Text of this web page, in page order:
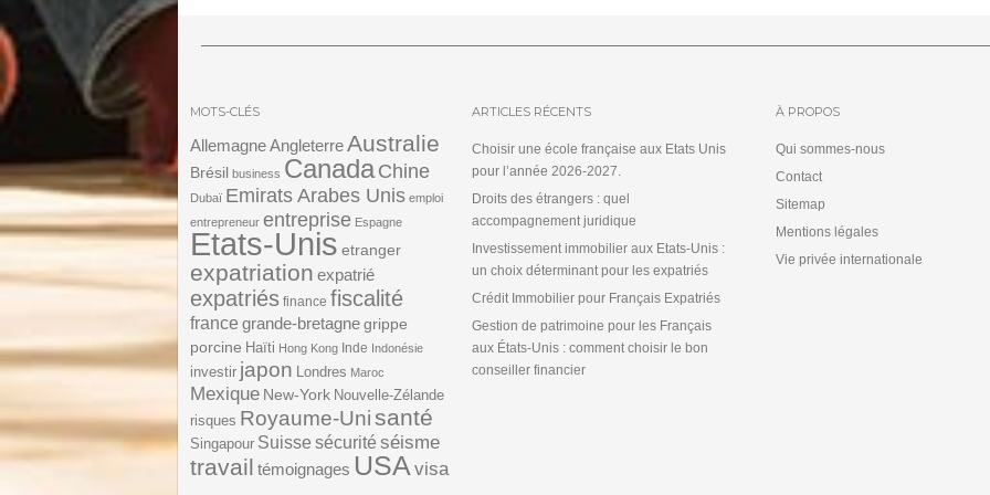
MOTS-CLÉS
AllemagneAngleterreAustralie
Brésil business CanadaChine
Dubaï Emirats Arabes Unis emploi
entrepreneur entreprise Espagne
Etats-Unis etranger
expatriation expatrié
expatriés finance fiscalité
france grande-bretagnegrippe
porcine Haïti Hong Kong Inde Indonésie
investir japon Londres Maroc
Mexique New-York Nouvelle-Zélande
risques Royaume-Unisanté
Singapour Suisse sécurité séisme
travail témoignages USA visa
ARTICLES RÉCENTS
Choisir une école française aux Etats Unis
pour l’année 2026-2027.
Droits des étrangers : quel
accompagnement juridique
Investissement immobilier aux Etats-Unis :
un choix déterminant pour les expatriés
Crédit Immobilier pour Français Expatriés
Gestion de patrimoine pour les Français
aux États-Unis : comment choisir le bon
conseiller financier
À PROPOS
Qui sommes-nous
Contact
Sitemap
Mentions légales
Vie privée internationale